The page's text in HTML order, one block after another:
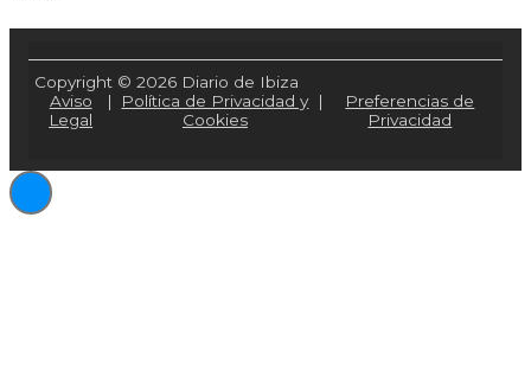
Copyright © 2026 Diario de Ibiza
Aviso
Legal
|
Política de Privacidad y
Cookies
|
Preferencias de
Privacidad